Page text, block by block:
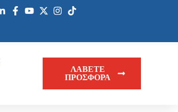
ΛΑΒΕΤΕ
ΠΡΟΣΦΟΡΑ